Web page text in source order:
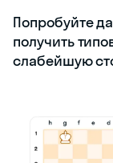
Попробуйте
получить
слабейшую